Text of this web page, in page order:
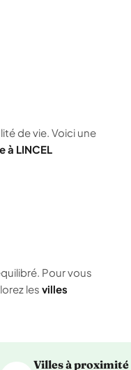
de vie. Voici une
à LINCEL
Pour vous
les villes
Villes à proximité